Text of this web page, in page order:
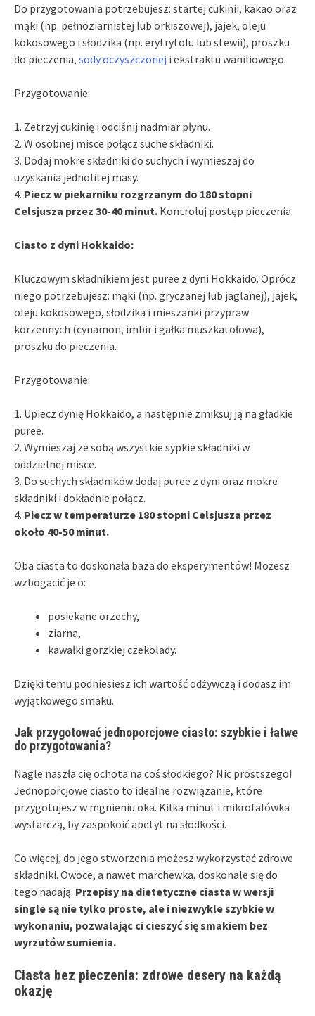
Do przygotowania potrzebujesz: startej cukinii, kakao oraz
mąki (np. pełnoziarnistej lub orkiszowej), jajek, oleju
kokosowego i słodzika (np. erytrytolu lub stewii), proszku
do pieczenia, sody oczyszczonej i ekstraktu waniliowego.
Przygotowanie:
1. Zetrzyj cukinię i odciśnij nadmiar płynu.
2. W osobnej misce połącz suche składniki.
3. Dodaj mokre składniki do suchych i wymieszaj do
uzyskania jednolitej masy.
4. Piecz w piekarniku rozgrzanym do 180 stopni
Celsjusza przez 30-40 minut. Kontroluj postęp pieczenia.
Ciasto z dyni Hokkaido:
Kluczowym składnikiem jest puree z dyni Hokkaido. Oprócz
niego potrzebujesz: mąki (np. gryczanej lub jaglanej), jajek,
oleju kokosowego, słodzika i mieszanki przypraw
korzennych (cynamon, imbir i gałka muszkatołowa),
proszku do pieczenia.
Przygotowanie:
1. Upiecz dynię Hokkaido, a następnie zmiksuj ją na gładkie
puree.
2. Wymieszaj ze sobą wszystkie sypkie składniki w
oddzielnej misce.
3. Do suchych składników dodaj puree z dyni oraz mokre
składniki i dokładnie połącz.
4. Piecz w temperaturze 180 stopni Celsjusza przez
około 40-50 minut.
Oba ciasta to doskonała baza do eksperymentów! Możesz
wzbogacić je o:
posiekane orzechy,
ziarna,
kawałki gorzkiej czekolady.
Dzięki temu podniesiesz ich wartość odżywczą i dodasz im
wyjątkowego smaku.
Jak przygotować jednoporcjowe ciasto: szybkie i łatwe
do przygotowania?
Nagle naszła cię ochota na coś słodkiego? Nic prostszego!
Jednoporcjowe ciasto to idealne rozwiązanie, które
przygotujesz w mgnieniu oka. Kilka minut i mikrofalówka
wystarczą, by zaspokoić apetyt na słodkości.
Co więcej, do jego stworzenia możesz wykorzystać zdrowe
składniki. Owoce, a nawet marchewka, doskonale się do
tego nadają. Przepisy na dietetyczne ciasta w wersji
single są nie tylko proste, ale i niezwykle szybkie w
wykonaniu, pozwalając ci cieszyć się smakiem bez
wyrzutów sumienia.
Ciasta bez pieczenia: zdrowe desery na każdą
okazję